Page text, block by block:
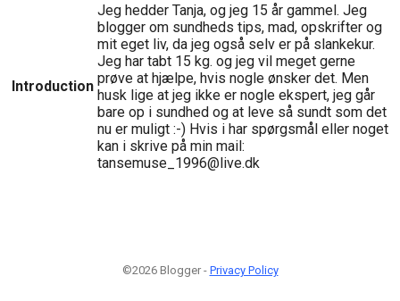
Introduction
Jeg hedder Tanja, og jeg 15 år gammel. Jeg
blogger om sundheds tips, mad, opskrifter og
mit eget liv, da jeg også selv er på slankekur.
Jeg har tabt 15 kg. og jeg vil meget gerne
prøve at hjælpe, hvis nogle ønsker det. Men
husk lige at jeg ikke er nogle ekspert, jeg går
bare op i sundhed og at leve så sundt som det
nu er muligt :-) Hvis i har spørgsmål eller noget
kan i skrive på min mail:
tansemuse_1996@live.dk
©2026 Blogger - Privacy Policy